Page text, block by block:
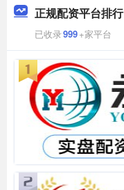
正规配资平台排行
已收录999+家平台